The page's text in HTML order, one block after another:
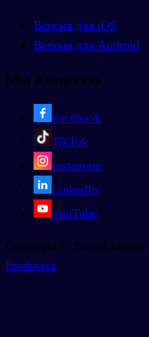
Версия для iOS
Версия для Android
Мы в соцсетях
Facebook
TikTok
Instagram
LinkedIn
YouTube
Copyright © BoostChinese |
Productea